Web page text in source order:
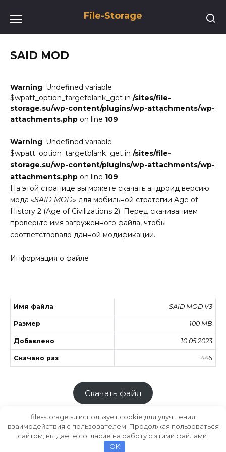
содержанию
File-Storage
SAID MOD
Warning: Undefined variable
$wpatt_option_targetblank_get in /sites/file-
storage.su/wp-content/plugins/wp-attachments/wp-
attachments.php on line 109
Warning: Undefined variable
$wpatt_option_targetblank_get in /sites/file-
storage.su/wp-content/plugins/wp-attachments/wp-
attachments.php on line 109
На этой странице вы можете скачать андроид версию
мода «SAID MOD» для мобильной стратегии Age of
History 2 (Age of Civilizations 2). Перед скачиванием
проверьте имя загруженного файла, чтобы
соответствовало данной модификации.
Информация о файле
Имя файла SAID MOD V3
Размер 100 MB
Добавлено 10.05.2023
Скачано раз 446
Скачать файл
Хранилище файлов
file-storage.su использует cookie для улучшения
взаимодействия с пользователем. Продолжая пользоваться
сайтом, вы даете согласие на работу с этими файлами.
OK